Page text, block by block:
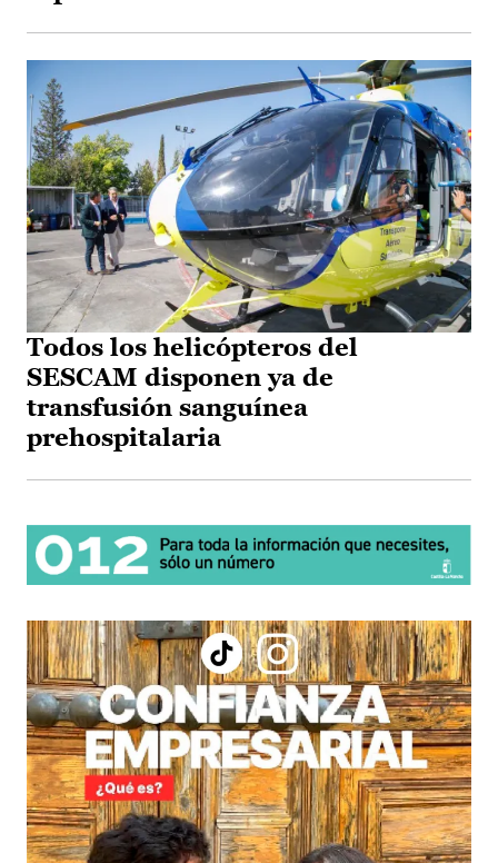
Todos los helicópteros del
SESCAM disponen ya de
transfusión sanguínea
prehospitalaria